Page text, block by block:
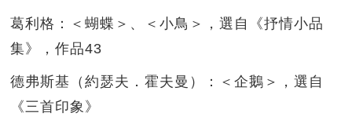
葛利格：＜蝴蝶＞、＜小鳥＞，選自《抒情小品
集》，作品43
德弗斯基（約瑟夫．霍夫曼）：＜企鵝＞，選自
《三首印象》